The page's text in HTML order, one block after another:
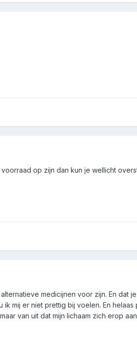
op zijn dan kun je wellicht
medicijnen voor zijn. En dat
mij er niet prettig bij voelen. En helaas
van uit dat mijn lichaam zich erop